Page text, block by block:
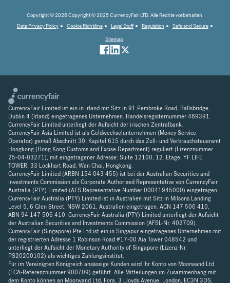
Copyright © 2026 Copyright © 2025 CurrencyFair LTD. Alle Rechte vorbehalten.
Data Privacy Policy
Cookie Richtiline Legal Stuff Regulation
Safe and Secure
Sitemap
CurrencyFair Limited ist ein in Irland mit Sitz in 91 Pembroke Road, Ballsbridge,
Dublin 4 (Irland) eingetragenes Unternehmen. Handelsregisternummer 469391.
CurrencyFair Limited unterliegt der Aufsicht der irischen Zentralbank.
CurrencyFair Asia Limited ist als Geldwechselunternehmen (Money Service
Operator) gemäß Abschnitt 30, Kapitel 615 durch das Zoll- und Verbrauchsteueramt
Hongkong (Hong Kong Customs and Excise Department) reguliert (Lizenznummer
25-04-03271), mit eingetragener Adresse: Suite 12100, 12. Etage, YF LIFE
TOWER, 33 Lockhart Road, Wan Chai, Hongkong.
CurrencyFair Limited (ARBN 154 043 455) ist bei der Australian Securities and
Investments Commission als Corporate Authorised Representative von CurrencyFair
Australia (PTY) Limited (AFS Representative Number 00041945000) eingetragen.
CurrencyFair Australia (PTY) Limited ist in Australien mit Sitz in Milsons Landing
Level 5, 6 Glen Street, NSW 2061, Australien eingetragen. ACN 147 506 410,
ABN 94 147 506 410. CurrencyFair Australia (PTY) Limited unterliegt der Aufsicht
der Australian Securities and Investments Commission (AFSL-Nr. 402709).
CurrencyFair (Singapore) Pte Ltd ist ein in Singapur eingetragenes Unternehmen mit
der registrierten Adresse 1 Robinson Road #17-00 Aia Tower 048542 und
unterliegt der Aufsicht der Monetary Authority of Singapore (Lizenz-Nr.
PS20200102) als wichtiges Zahlungsinstitut.
Für im Vereinigten Königreich ansässige Kunden wird Ihr Konto von Moorwand Ltd
(FCA-Referenznummer 900709) geführt. Alle Mitteilungen im Zusammenhang mit
dem Konto können an Moorwand Ltd, Fora, 3 Lloyds Avenue, London, EC3N 3DS,